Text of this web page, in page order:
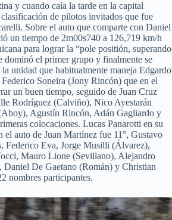
y cuando caía la tarde en la capital
de pilotos invitados que fue
Sobre el auto que comparte con Daniel
un tiempo de 2m00s740 a 126,719 km/h
para lograr la “pole positión, superando
dominó el primer grupo y finalmente se
unidad que habitualmente maneja Edgardo
Soneira (Jony Rincón) que en el
un buen tiempo, seguido de Juan Cruz
Rodríguez (Calviño), Nico Ayestarán
Agustín Rincón, Adán Gagliardo y
colocaciones. Lucas Panarotti en su
el auto de Juan Martínez fue 11°, Gustavo
Federico Eva, Jorge Musilli (Álvarez),
Mauro Lione (Sevillano), Alejandro
De Gaetano (Román) y Christian
nombres participantes.